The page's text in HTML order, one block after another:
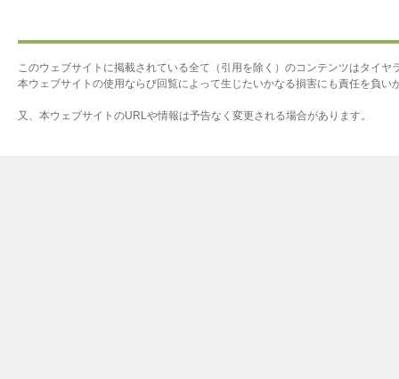
このウェブサイトに掲載されている全て（引用を除く）のコンテンツはタイヤ
本ウェブサイトの使用ならび回覧によって生じたいかなる損害にも責任を負い
又、本ウェブサイトのURLや情報は予告なく変更される場合があります。